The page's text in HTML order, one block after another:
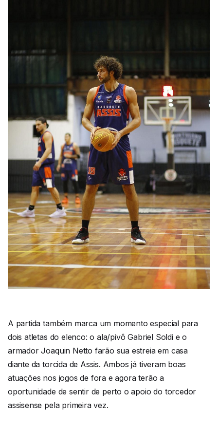
A partida também marca um momento especial para
dois atletas do elenco: o ala/pivô Gabriel Soldi e o
armador Joaquin Netto farão sua estreia em casa
diante da torcida de Assis. Ambos já tiveram boas
atuações nos jogos de fora e agora terão a
oportunidade de sentir de perto o apoio do torcedor
assisense pela primeira vez.